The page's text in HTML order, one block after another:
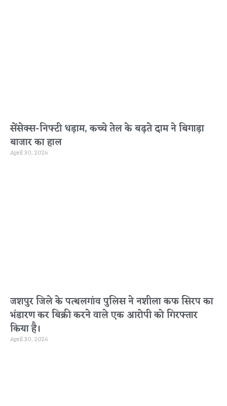
सेंसेक्स-निफ्टी धड़ाम, कच्चे तेल के बढ़ते दाम ने बिगाड़ा
बाजार का हाल
April 30, 2026
जशपुर जिले के पत्थलगांव पुलिस ने नशीला कफ सिरप का
भंडारण कर बिक्री करने वाले एक आरोपी को गिरफ्तार
किया है।
April 30, 2026